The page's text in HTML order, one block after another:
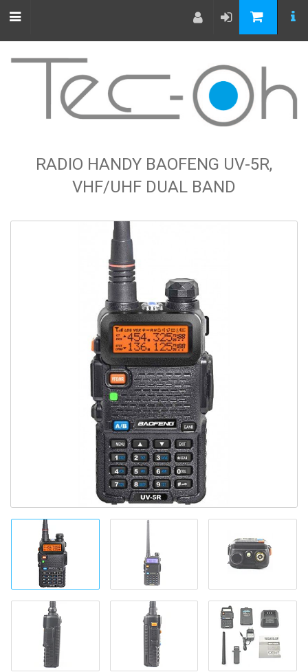
RADIO HANDY BAOFENG UV-5R,
VHF/UHF DUAL BAND